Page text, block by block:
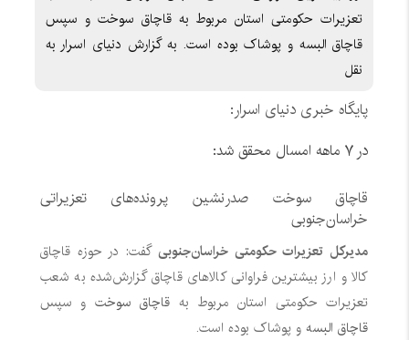
تعزیرات حکومتی استان مربوط به قاچاق سوخت و سپس
قاچاق البسه و پوشاک بوده است. به گزارش دنیای اسرار به
نقل
پایگاه خبری دنیای اسرار:
در ۷ ماهه امسال محقق شد:
قاچاق سوخت صدرنشین پرونده‌های تعزیراتی
خراسان‌جنوبی
مدیرکل تعزیرات حکومتی خراسان‌جنوبیگفت: در حوزه قاچاق
کالا و ارز بیشترین فراوانی کالاهای قاچاق گزارش‌شده به شعب
تعزیرات حکومتی استان مربوط بهقاچاق سوخت و سپس
قاچاق البسهو پوشاک بوده است.